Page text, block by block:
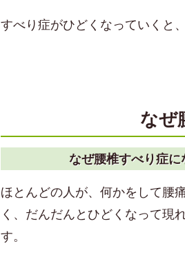
すべり症がひどくなっていくと
なぜ
なぜ腰椎すべり症に
ほとんどの人が、何かをして腰
く、だんだんとひどくなって現
す。